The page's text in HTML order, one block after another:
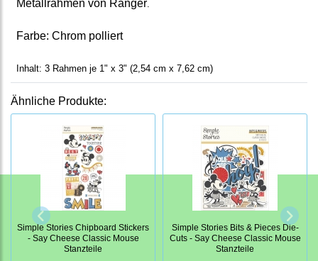
Metallrahmen von Ranger.
Farbe: Chrom polliert
Inhalt: 3 Rahmen je 1" x 3" (2,54 cm x 7,62 cm)
Ähnliche Produkte:
Simple Stories Chipboard Stickers
- Say Cheese Classic Mouse
Stanzteile
Simple Stories Bits & Pieces Die-
Cuts - Say Cheese Classic Mouse
Stanzteile